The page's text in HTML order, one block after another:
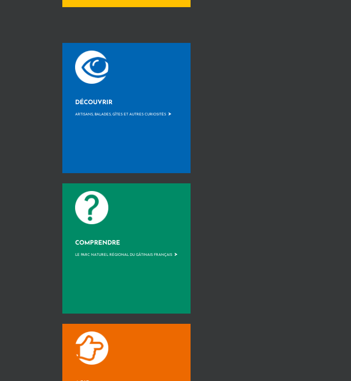
DÉCOUVRIR
ARTISANS, BALADES, GÎTES ET AUTRES CURIOSITÉS >
COMPRENDRE
LE PARC NATUREL RÉGIONAL DU GÂTINAIS FRANÇAIS >